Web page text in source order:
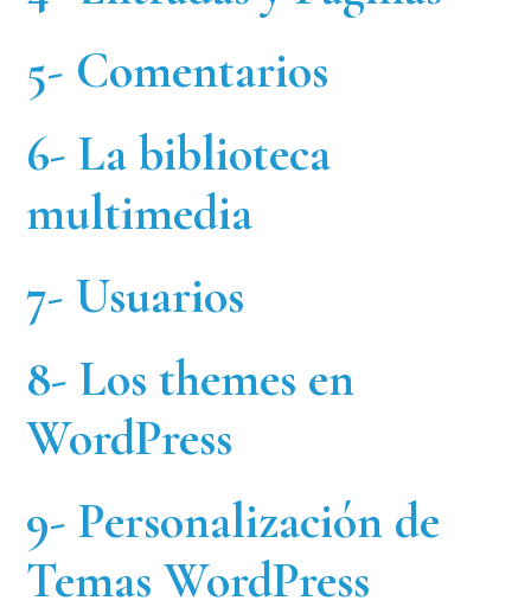
5- Comentarios
6- La biblioteca
multimedia
7- Usuarios
8- Los themes en
WordPress
9- Personalización de
Temas WordPress